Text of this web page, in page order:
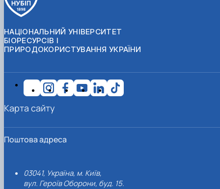
НАЦІОНАЛЬНИЙ УНІВЕРСИТЕТ
БІОРЕСУРСІВ І
ПРИРОДОКОРИСТУВАННЯ УКРАЇНИ
Поштова адреса
03041, Україна, м. Київ,
вул. Героїв Оборони, буд. 15.
Карта сайту